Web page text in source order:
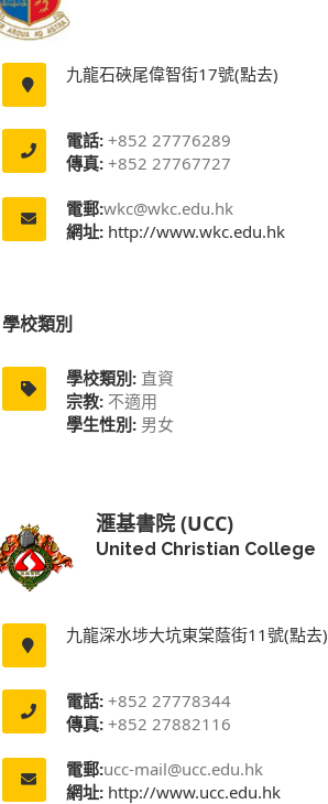
九龍石硤尾偉智街17號(點去)
電話: +852 27776289
傳真: +852 27767727
電郵:wkc@wkc.edu.hk
網址: http://www.wkc.edu.hk
學校類別
學校類別: 直資
宗教: 不適用
學生性別: 男女
滙基書院 (UCC)
United Christian College
九龍深水埗大坑東棠蔭街11號(點去)
電話: +852 27778344
傳真: +852 27882116
電郵:ucc-mail@ucc.edu.hk
網址: http://www.ucc.edu.hk